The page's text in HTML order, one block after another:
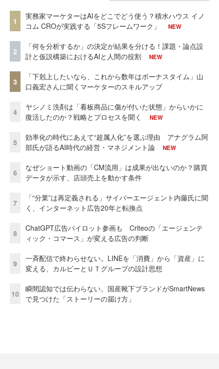
1
実務家マーケターはAIをどこでどう使う？積水ハウス イノ
コム CROが実践する「5Sフレームワーク」
NEW
2
「何を分析するか」の決定が結果を分ける！課題・論点設
計と仮説構築におけるAIと人間の役割
NEW
3
「下剋上したいなら、これから数年はボーナスタイム」山
口義宏さんに聞くマーケターのスキルアップ
4
ヤシノミ洗剤は「看板商品に傷が付いた状態」からいかに
復活したのか？戦略とプロセスを聞く
NEW
5
効率化の時代にあえて“超属人化”を選ぶ理由 アナグラム阿
部氏が語るAI時代の経営・マネジメント論
NEW
6
なぜショート動画の「CM流用」は成果が出ないのか？購買
データが示す、店頭売上を動かす条件
7
「“分業”は再定義される」サイバーエージェント内藤氏に聞
く、インターネット広告20年と転換点
8
ChatGPT広告パイロット参画も Criteoの「エージェンテ
ィック・コマース」が変える広告の判断
9
一斉配信で終わらせない。LINEを「消費」から「資産」に
変える、カルビーとＵＴグループの設計思想
10
瞬間認知では伝わらない。国産靴下ブランドがSmartNews
で見つけた「ストーリーの届け方」